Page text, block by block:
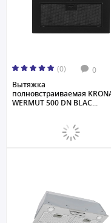
(0) 0
Вытяжка
полновстраиваемая
WERMUT 500 DN BLAC...